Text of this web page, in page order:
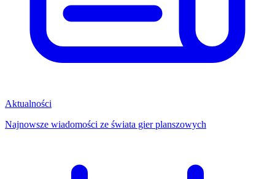
Aktualności
Najnowsze wiadomości ze świata gier planszowych